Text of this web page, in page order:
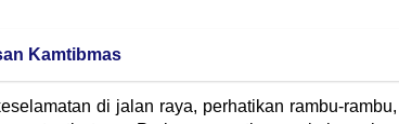
Kamtibmas
di jalan raya, perhatikan rambu-rambu,